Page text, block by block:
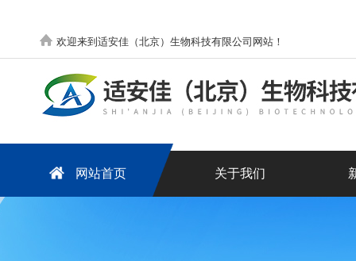
欢迎来到适安佳（北京）生物科技有限公司网站！
网站首页 关于我们